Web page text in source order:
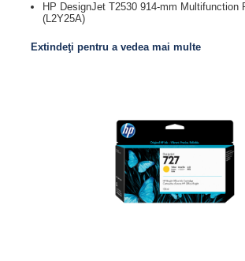
HP DesignJet T2530 914-mm Multifunction
(L2Y25A)
Extindeţi pentru a vedea mai multe